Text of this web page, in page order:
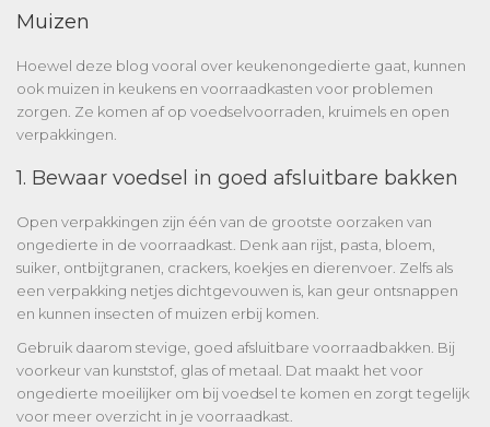
Muizen
Hoewel deze blog vooral over keukenongedierte gaat, kunnen
ook muizen in keukens en voorraadkasten voor problemen
zorgen. Ze komen af op voedselvoorraden, kruimels en open
verpakkingen.
1. Bewaar voedsel in goed afsluitbare bakken
Open verpakkingen zijn één van de grootste oorzaken van
ongedierte in de voorraadkast. Denk aan rijst, pasta, bloem,
suiker, ontbijtgranen, crackers, koekjes en dierenvoer. Zelfs als
een verpakking netjes dichtgevouwen is, kan geur ontsnappen
en kunnen insecten of muizen erbij komen.
Gebruik daarom stevige, goed afsluitbare voorraadbakken. Bij
voorkeur van kunststof, glas of metaal. Dat maakt het voor
ongedierte moeilijker om bij voedsel te komen en zorgt tegelijk
voor meer overzicht in je voorraadkast.